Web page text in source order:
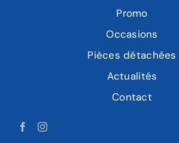
Promo
Occasions
Pièces détachées
Actualités
Contact